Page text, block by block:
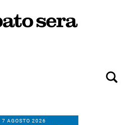
7 AGOSTO 2026